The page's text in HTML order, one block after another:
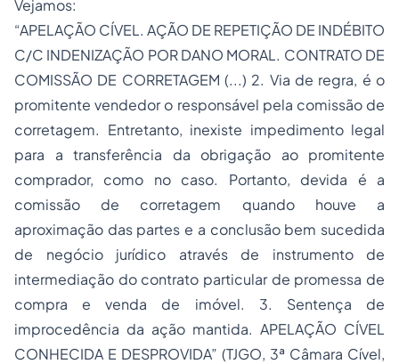
Vejamos:
“APELAÇÃO CÍVEL. AÇÃO DE REPETIÇÃO DE INDÉBITO
C/C INDENIZAÇÃO POR DANO MORAL. CONTRATO DE
COMISSÃO DE CORRETAGEM (...) 2. Via de regra, é o
promitente vendedor o responsável pela comissão de
corretagem. Entretanto, inexiste impedimento legal
para a transferência da obrigação ao promitente
comprador, como no caso. Portanto, devida é a
comissão de corretagem quando houve a
aproximação das partes e a conclusão bem sucedida
de negócio jurídico através de instrumento de
intermediação do contrato particular de promessa de
compra e venda de imóvel. 3. Sentença de
improcedência da ação mantida. APELAÇÃO CÍVEL
CONHECIDA E DESPROVIDA” (TJGO, 3ª Câmara Cível,